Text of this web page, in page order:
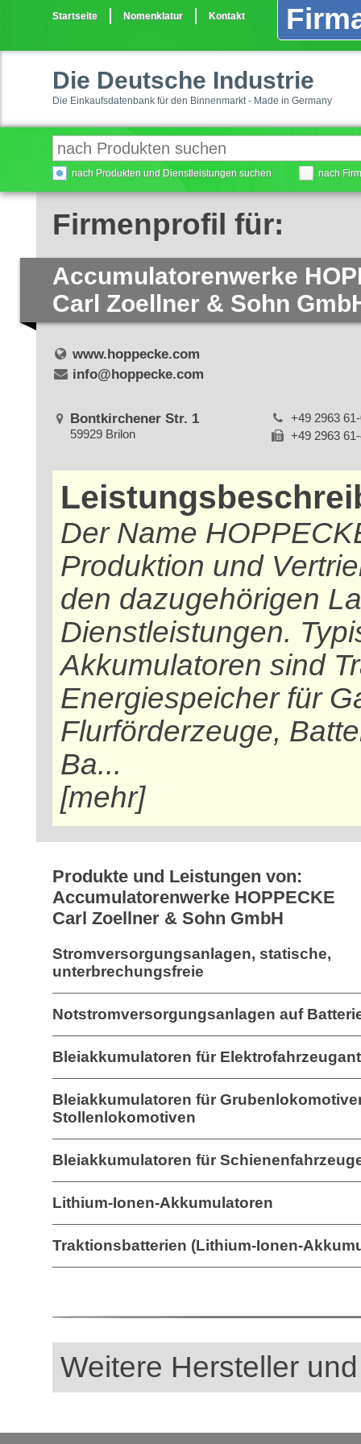
Startseite Nomenklatur Kontakt
Die Deutsche Industrie
Die Einkaufsdatenbank für den Binnenmarkt - Made in Germany
nach Produkten und Dienstleistungen suchen nach
Firmenprofil für:
Accumulatorenwerke
Carl Zoellner & Sohn
www.hoppecke.com
info@hoppecke.com
Bontkirchener Str. 1
59929 Brilon
+49 2963
+49 2963
Der Name
Produktion und
den dazugehörigen
Dienstleistungen.
Akkumulatoren sind
Energiespeicher für
Flurförderzeuge,
Ba...
[mehr]
Produkte und Leistungen von:
Accumulatorenwerke HOPPECKE
Carl Zoellner & Sohn GmbH
Stromversorgungsanlagen, statische,
unterbrechungsfreie
Notstromversorgungsanlagen auf
Bleiakkumulatoren für
Bleiakkumulatoren für
Stollenlokomotiven
Bleiakkumulatoren für
Lithium-Ionen-Akkumulatoren
Traktionsbatterien (Lithium-Ionen-
Weitere Hersteller